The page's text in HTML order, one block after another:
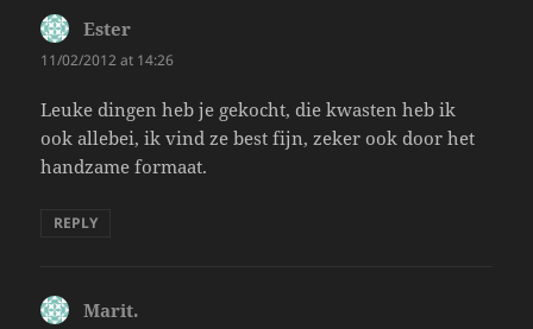
Ester
11/02/2012 at 14:26
Leuke dingen heb je gekocht, die kwasten heb ik
ook allebei, ik vind ze best fijn, zeker ook door het
handzame formaat.
REPLY
Marit.